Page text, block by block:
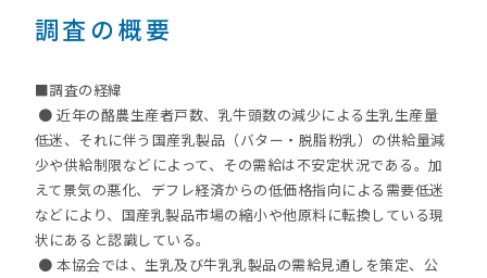
調査の概要
■調査の経緯
● 近年の酪農生産者戸数、乳牛頭数の減少による生乳生産量
低迷、それに伴う国産乳製品（バター・脱脂粉乳）の供給量減
少や供給制限などによって、その需給は不安定状況である。加
えて景気の悪化、デフレ経済からの低価格指向による需要低迷
などにより、国産乳製品市場の縮小や他原料に転換している現
状にあると認識している。
● 本協会では、生乳及び牛乳乳製品の需給見通しを策定、公